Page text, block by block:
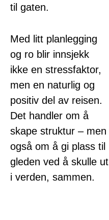
til gaten.
Med litt planlegging
og ro blir innsjekk
ikke en stressfaktor,
men en naturlig og
positiv del av reisen.
Det handler om å
skape struktur – men
også om å gi plass til
gleden ved å skulle ut
i verden, sammen.